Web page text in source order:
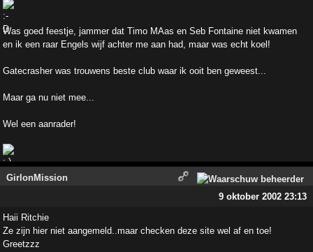
Was goed feestje, jammer dat Timo MAas en Seb Fontaine niet kwamen
en ik een raar Engels wijf achter me aan had, maar was echt koel!
Gatecrasher was trouwens beste club waar ik ooit ben geweest...
Maar ga nu niet mee...
Wel een aanrader!
GirlonMission
9 oktober 2002 23:13
Haii Ritchie
Ze zijn hier niet aangemeld..maar checken deze site wel af en toe!
Greetzzz